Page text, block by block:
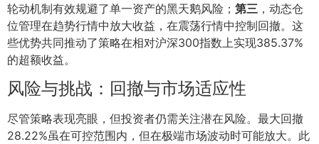
轮动机制有效规避了单一资产的黑天鹅风险； 第三 ，动态仓
位管理在趋势行情中放大收益，在震荡行情中控制回撤。这
些优势共同推动了策略在相对沪深300指数上实现385.37%
的超额收益。
风险与挑战：回撤与市场适应性
尽管策略表现亮眼，但投资者仍需关注潜在风险。最大回撤
28.22%虽在可控范围内，但在极端市场波动时可能放大。此